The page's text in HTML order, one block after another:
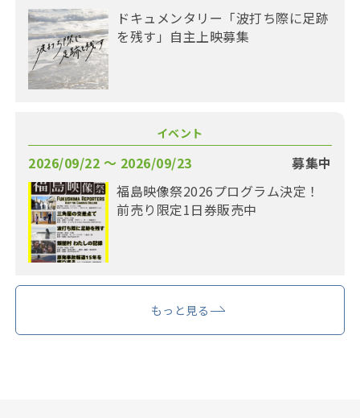
ドキュメンタリー「波打ち際に足跡
を残す」自主上映募集
イベント
2026/09/22 〜 2026/09/23
募集中
福島映像祭2026プログラム決定！
前売り限定1日券販売中
もっと見る